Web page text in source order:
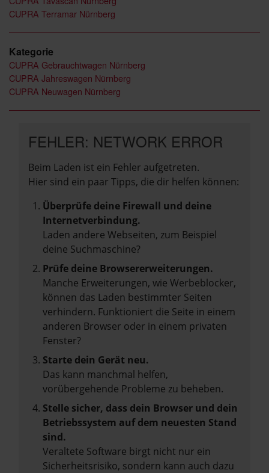
CUPRA Terramar Nürnberg
Kategorie
CUPRA Gebrauchtwagen Nürnberg
CUPRA Jahreswagen Nürnberg
CUPRA Neuwagen Nürnberg
FEHLER: NETWORK ERROR
Beim Laden ist ein Fehler aufgetreten.
Hier sind ein paar Tipps, die dir helfen können:
Überprüfe deine Firewall und deine
Internetverbindung.
Laden andere Webseiten, zum Beispiel
deine Suchmaschine?
Prüfe deine Browsererweiterungen.
Manche Erweiterungen, wie Werbeblocker,
können das Laden bestimmter Seiten
verhindern. Funktioniert die Seite in einem
anderen Browser oder in einem privaten
Fenster?
Starte dein Gerät neu.
Das kann manchmal helfen,
vorübergehende Probleme zu beheben.
Stelle sicher, dass dein Browser und dein
Betriebssystem auf dem neuesten Stand
sind.
Veraltete Software birgt nicht nur ein
Sicherheitsrisiko, sondern kann auch dazu